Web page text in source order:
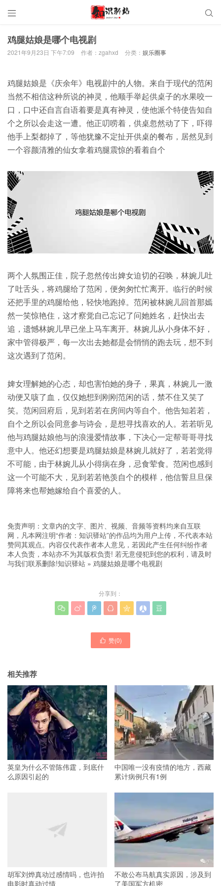
 
鸡腿姑娘是哪个电视剧
2021年9月23日 下午7:09 作者：zgahxd 分类： 娱乐圈事
鸡腿姑娘是《庆余年》电视剧中的人物。来自于现代的范闲
当然不相信这种所说的神灵，他顺手举起供桌子的水果咬一
口，口中还自言自语着要是真有神灵，使他派个特使告知自
个之所以会走这一遭。他正叨唠着，供桌忽然动了下，吓得
他手上梨都掉了，等他犹豫不定扯开供桌的餐布，居然见到
一个容颜清雅的仙女拿着鸡腿震惊的看着自个
两个人氛围正佳，院子忽然传出婢女迫切的召唤，林婉儿吐
了吐舌头，将鸡腿给了范闲，便匆匆忙忙离开。临行的时候
还把手里的鸡腿给他，轻快地跑掉。范闲被林婉儿回首那嫣
然一笑惊艳住，这才察觉自己忘记了问她姓名，赶快出去
追，遗憾林婉儿早已坐上马车离开。林婉儿从小身体不好，
家中管得极严，每一次出去她都是会悄悄的跑去玩，想不到
这次遇到了范闲。
婢女理解她的心态，却也害怕她的身子，果真，林婉儿一激
动便又咳了血，仅仅她想到刚刚范闲的话，禁不住又笑了
笑。范闲回府后，见到若若在房间内等自个。他告知若若，
自个之所以会同意参与诗会，是想寻找喜欢的人。若若听见
他与鸡腿姑娘他与的浪漫爱情故事，下决心一定帮哥哥寻找
意中人。他还幻想要是鸡腿姑娘是林婉儿就好了，若若觉得
不可能，由于林婉儿从小得病在身，忌食荤食。范闲也感到
这一个可能不大，见到若若艳羡自个的模样，他信誓旦旦保
障将来也帮她嫁给自个喜爱的人。
免责声明：文章内的文字、图片、视频、音频等资料均来自互联
网，凡本网注明“作者：知识驿站”的作品均为用户上传，不代表本站
赞同其观点。内容仅代表作者本人意见，若因此产生任何纠纷作者
本人负责，本站亦不为其版权负责! 若无意侵犯到您的权利，请及时
与我们联系删除!知识驿站 » 鸡腿姑娘是哪个电视剧
分享到：
      
 赞(0)
相关推荐
英皇为什么不管陈伟霆，到底什
么原因引起的
中国唯一没有疫情的地方，西藏
累计病例只有1例
胡军刘烨真动过感情吗，也许拍
电影时真动过情
不敢公布马航真实原因，涉及到
了美国军方机密